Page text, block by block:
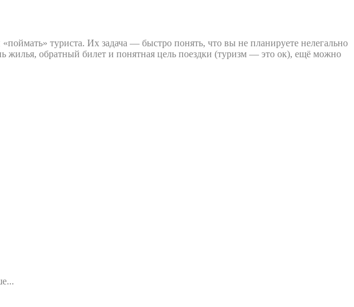
туриста. Их задача — быстро понять, что вы не планируете нелегально
жилья, обратный билет и понятная цель поездки (туризм — это ок), ещё можно